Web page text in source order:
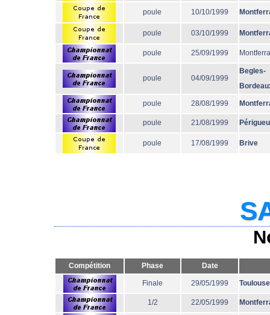
poule 10/10/1999
poule 03/10/1999
poule 25/09/1999
poule 04/09/1999
Begles-
poule 28/08/1999
poule 21/08/1999
poule 17/08/1999 Brive
Compétition Phase Date
Finale 29/05/1999 Toulouse
1/2 22/05/1999